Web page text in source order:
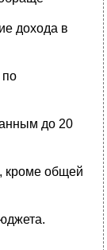
дохода в
по
до 20
кроме общей